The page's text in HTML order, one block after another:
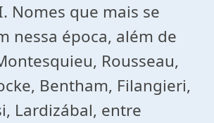
Nomes que mais se
nessa época, além de
Rousseau,
Bentham, Filangieri,
Lardizábal, entre